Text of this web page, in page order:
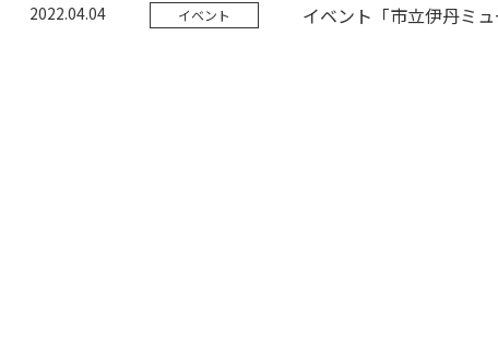
2022.04.04 イベント イベント「市立伊丹ミ